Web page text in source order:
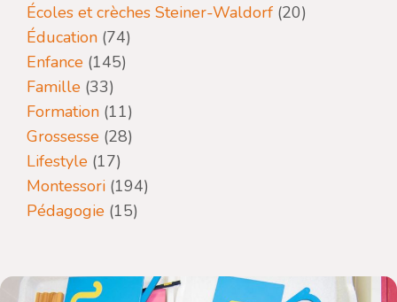
Écoles et crèches Steiner-Waldorf (20)
Éducation (74)
Enfance (145)
Famille (33)
Formation (11)
Grossesse (28)
Lifestyle (17)
Montessori (194)
Pédagogie (15)